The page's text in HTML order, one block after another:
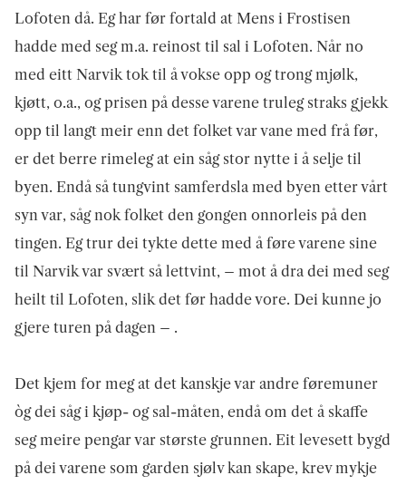
Lofoten då. Eg har før fortald at Mens i Frostisen
hadde med seg m.a. reinost til sal i Lofoten. Når no
med eitt Narvik tok til å vokse opp og trong mjølk,
kjøtt, o.a., og prisen på desse varene truleg straks gjekk
opp til langt meir enn det folket var vane med frå før,
er det berre rimeleg at ein såg stor nytte i å selje til
byen. Endå så tungvint samferdsla med byen etter vårt
syn var, såg nok folket den gongen onnorleis på den
tingen. Eg trur dei tykte dette med å føre varene sine
til Narvik var svært så lettvint, – mot å dra dei med seg
heilt til Lofoten, slik det før hadde vore. Dei kunne jo
gjere turen på dagen – .
Det kjem for meg at det kanskje var andre føremuner
òg dei såg i kjøp- og sal-måten, endå om det å skaffe
seg meire pengar var største grunnen. Eit levesett bygd
på dei varene som garden sjølv kan skape, krev mykje